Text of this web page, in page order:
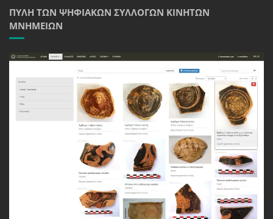
ΠΎΛΗ ΤΩΝ ΨΗΦΙΑΚΏΝ ΣΥΛΛΟΓΏΝ ΚΙΝΗΤΏΝ
ΜΝΗΜΕΊΩΝ